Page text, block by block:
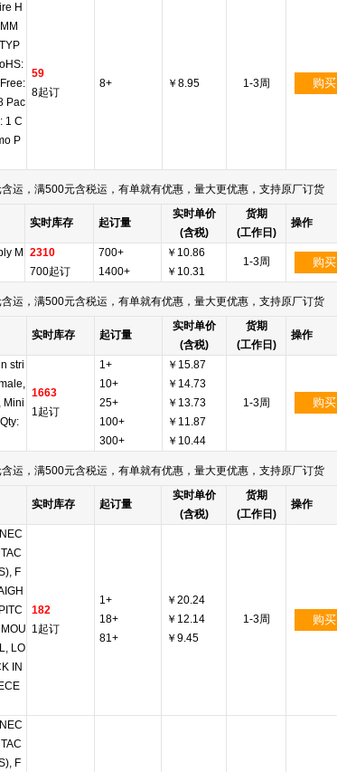
H
Pac
1 C
P
59
8起订
8+ ￥8.95 1-3周 购买
运，满500元含税运，有单就有优惠，量大更优惠，支持原厂订货
实时库存 起订量
实时单价
(含税)
货期
(工作日)
操作
M
2310
700起订
700+
1400+
￥10.86
￥10.31
1-3周 购买
运，满500元含税运，有单就有优惠，量大更优惠，支持原厂订货
实时库存 起订量
实时单价
(含税)
货期
(工作日)
操作
stri
Mini
1663
1起订
1+
10+
25+
100+
300+
￥15.87
￥14.73
￥13.73
￥11.87
￥10.44
1-3周 购买
运，满500元含税运，有单就有优惠，量大更优惠，支持原厂订货
实时库存 起订量
实时单价
(含税)
货期
(工作日)
操作
F
LO
IN
182
1起订
1+
18+
81+
￥20.24
￥12.14
￥9.45
1-3周 购买
F